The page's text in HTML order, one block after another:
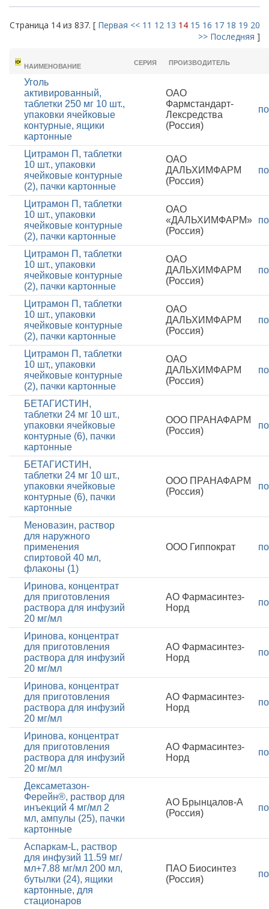
Страница 14 из 837. [ Первая << 11 12 13 14 15 16 17 18 19 20
>> Последняя ]
НАИМЕНОВАНИЕ
СЕРИЯ ПРОИЗВОДИТЕЛЬ
Уголь
активированный,
таблетки 250 мг 10 шт.,
упаковки ячейковые
контурные, ящики
картонные
ОАО
Фармстандарт-
Лексредства
(Россия)
Цитрамон П, таблетки
10 шт., упаковки
ячейковые контурные
(2), пачки картонные
ОАО
ДАЛЬХИМФАРМ
(Россия)
Цитрамон П, таблетки
10 шт., упаковки
ячейковые контурные
(2), пачки картонные
ОАО
«ДАЛЬХИМФАРМ»
(Россия)
Цитрамон П, таблетки
10 шт., упаковки
ячейковые контурные
(2), пачки картонные
ОАО
ДАЛЬХИМФАРМ
(Россия)
Цитрамон П, таблетки
10 шт., упаковки
ячейковые контурные
(2), пачки картонные
ОАО
ДАЛЬХИМФАРМ
(Россия)
Цитрамон П, таблетки
10 шт,, упаковки
ячейковые контурные
(2), пачки картонные
ОАО
ДАЛЬХИМФАРМ
(Россия)
БЕТАГИСТИН,
таблетки 24 мг 10 шт.,
упаковки ячейковые
контурные (6), пачки
картонные
ООО ПРАНАФАРМ
(Россия)
БЕТАГИСТИН,
таблетки 24 мг 10 шт.,
упаковки ячейковые
контурные (6), пачки
картонные
ООО ПРАНАФАРМ
(Россия)
Меновазин, раствор
для наружного
применения
спиртовой 40 мл,
флаконы (1)
ООО Гиппократ
Иринова, концентрат
для приготовления
раствора для инфузий
20 мг/мл
АО Фармасинтез-
Норд
Иринова, концентрат
для приготовления
раствора для инфузий
20 мг/мл
АО Фармасинтез-
Норд
Иринова, концентрат
для приготовления
раствора для инфузий
20 мг/мл
АО Фармасинтез-
Норд
Иринова, концентрат
для приготовления
раствора для инфузий
20 мг/мл
АО Фармасинтез-
Норд
Дексаметазон-
Ферейн®, раствор для
инъекций 4 мг/мл 2
мл, ампулы (25), пачки
картонные
АО Брынцалов-А
(Россия)
Аспаркам-L, раствор
для инфузий 11.59 мг/
мл+7.88 мг/мл 200 мл,
бутылки (24), ящики
картонные, для
стационаров
ПАО Биосинтез
(Россия)